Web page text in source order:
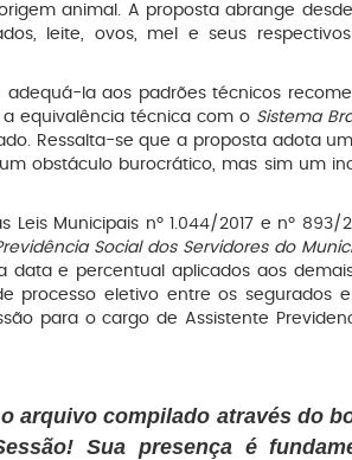
animal. A proposta abrange
leite, ovos, mel e seus
la aos padrões técnicos
a equivalência técnica com o Sistema
Ressalta-se que a proposta adota
obstáculo burocrático, mas sim um
Municipais nº 1.044/2017 e nº
Social dos Servidores do
data e percentual aplicados aos
processo eletivo entre os segurados
para o cargo de Assistente
arquivo compilado através do
Sua presença é